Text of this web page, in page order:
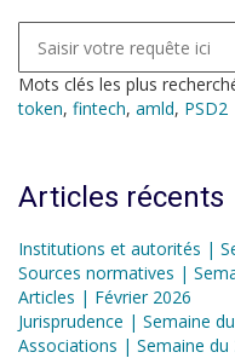
Mots clés les plus
token, fintech, amld, PSD2
Articles récents
Institutions et autorités |
Sources normatives |
Articles | Février 2026
Jurisprudence | Semaine
Associations | Semaine du